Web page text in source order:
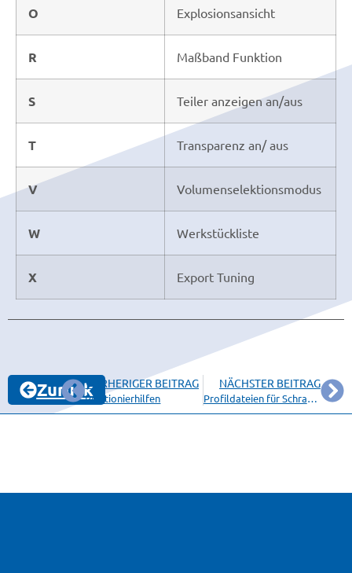
O Explosionsansicht
R Maßband Funktion
S Teiler anzeigen an/aus
T Transparenz an/ aus
V Volumenselektionsmodus
W Werkstückliste
X Export Tuning
ZurückVORHERIGER BEITRAG
Positionierhilfen
NÄCHSTER BEITRAG
Profildateien für Schrankrohre und Griffleisten